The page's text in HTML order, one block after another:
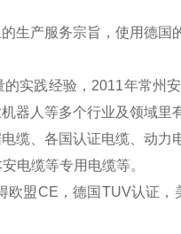
生产服务宗旨，使用德
实践经验，2011年常州
器人等多个行业及领域里
缆、各国认证电缆、动
电缆等专用电缆等。
欧盟CE，德国TUV认证